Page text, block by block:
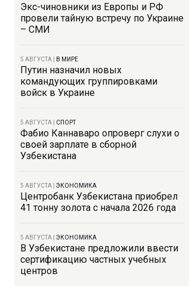
Экс-чиновники из Европы и РФ
провели тайную встречу по Украине
– СМИ
5 АВГУСТА В МИРЕ
Путин назначил новых
командующих группировками
войск в Украине
5 АВГУСТА СПОРТ
Фабио Каннаваро опроверг слухи о
своей зарплате в сборной
Узбекистана
5 АВГУСТА ЭКОНОМИКА
Центробанк Узбекистана приобрел
41 тонну золота с начала 2026 года
5 АВГУСТА ЭКОНОМИКА
В Узбекистане предложили ввести
сертификацию частных учебных
центров